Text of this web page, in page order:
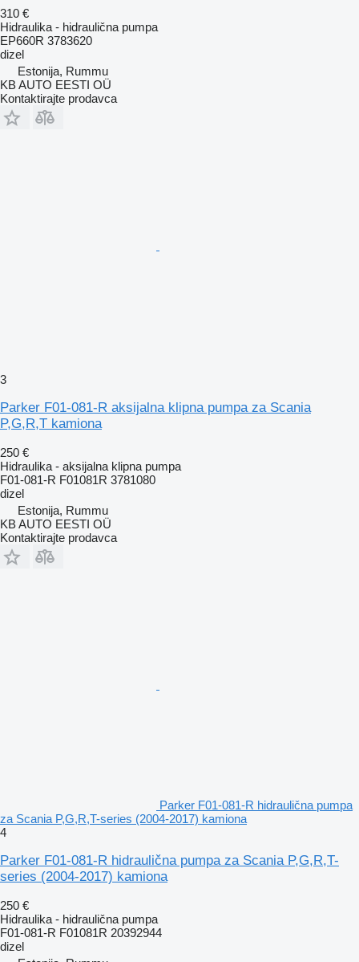
310 €
Hidraulika - hidraulična pumpa
EP660R 3783620
dizel
Estonija, Rummu
KB AUTO EESTI OÜ
Kontaktirajte prodavca
3
Parker F01-081-R aksijalna klipna pumpa za Scania
P,G,R,T kamiona
250 €
Hidraulika - aksijalna klipna pumpa
F01-081-R F01081R 3781080
dizel
Estonija, Rummu
KB AUTO EESTI OÜ
Kontaktirajte prodavca
Parker F01-081-R hidraulična pumpa
za Scania P,G,R,T-series (2004-2017) kamiona
4
Parker F01-081-R hidraulična pumpa za Scania P,G,R,T-
series (2004-2017) kamiona
250 €
Hidraulika - hidraulična pumpa
F01-081-R F01081R 20392944
dizel